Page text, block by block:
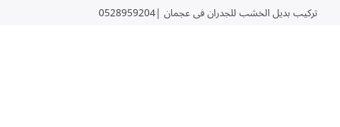
تركيب بديل الخشب للجدران في عجمان |0528959204